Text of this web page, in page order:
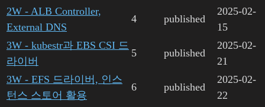
2W - ALB Controller,
External DNS
4 published
2025-02-
15
3W - kubestr과 EBS CSI 드
라이버
5 published
2025-02-
21
3W - EFS 드라이버, 인스
턴스 스토어 활용
6 published
2025-02-
22